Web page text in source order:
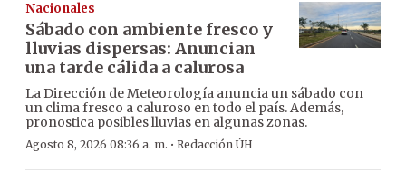
Nacionales
Sábado con ambiente fresco y
lluvias dispersas: Anuncian
una tarde cálida a calurosa
La Dirección de Meteorología anuncia un sábado con
un clima fresco a caluroso en todo el país. Además,
pronostica posibles lluvias en algunas zonas.
Agosto 8, 2026 08:36 a. m. · Redacción ÚH